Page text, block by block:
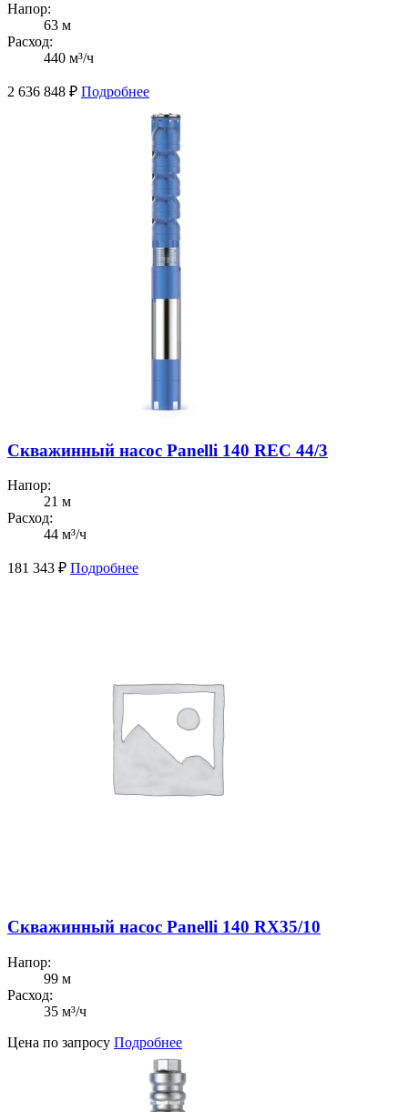
Напор:
63 м
Расход:
440 м³/ч
2 636 848 ₽ Подробнее
Скважинный насос Panelli 140 REC 44/3
Напор:
21 м
Расход:
44 м³/ч
181 343 ₽ Подробнее
Скважинный насос Panelli 140 RX35/10
Напор:
99 м
Расход:
35 м³/ч
Цена по запросу Подробнее